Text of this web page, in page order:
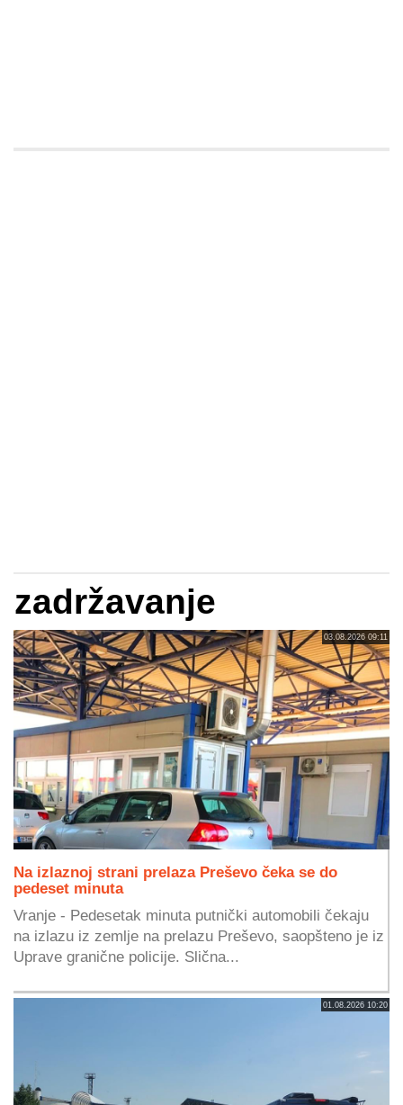
zadržavanje
03.08.2026 09:11
Na izlaznoj strani prelaza Preševo čeka se do
pedeset minuta
Vranje - Pedesetak minuta putnički automobili čekaju
na izlazu iz zemlje na prelazu Preševo, saopšteno je iz
Uprave granične policije. Slična...
01.08.2026 10:20